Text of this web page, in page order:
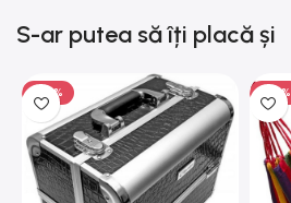
S-ar putea să îți placă și
-50% -50%